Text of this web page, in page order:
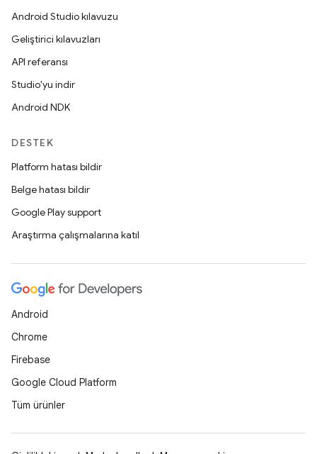
Android Studio kılavuzu
Geliştirici kılavuzları
API referansı
Studio'yu indir
Android NDK
DESTEK
Platform hatası bildir
Belge hatası bildir
Google Play support
Araştırma çalışmalarına katıl
Android
Chrome
Firebase
Google Cloud Platform
Tüm ürünler